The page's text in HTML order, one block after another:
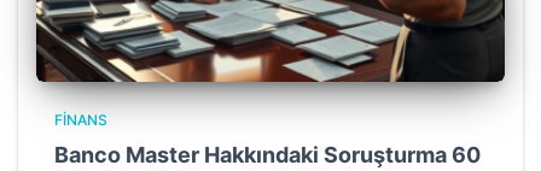
FINANS
Banco Master Hakkındaki Soruşturma 60